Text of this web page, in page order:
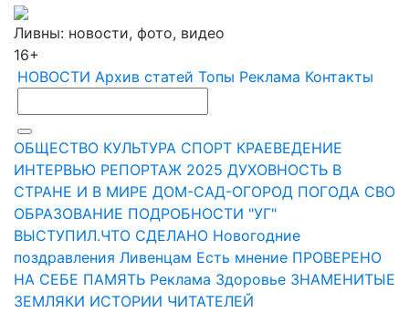
Ливны: новости, фото, видео
16+
НОВОСТИ Архив статей Топы Реклама Контакты
ОБЩЕСТВО КУЛЬТУРА СПОРТ КРАЕВЕДЕНИЕ
ИНТЕРВЬЮ РЕПОРТАЖ 2025 ДУХОВНОСТЬ В
СТРАНЕ И В МИРЕ ДОМ-САД-ОГОРОД ПОГОДА СВО
ОБРАЗОВАНИЕ ПОДРОБНОСТИ "УГ"
ВЫСТУПИЛ.ЧТО СДЕЛАНО Новогодние
поздравления Ливенцам Есть мнение ПРОВЕРЕНО
НА СЕБЕ ПАМЯТЬ Реклама Здоровье ЗНАМЕНИТЫЕ
ЗЕМЛЯКИ ИСТОРИИ ЧИТАТЕЛЕЙ